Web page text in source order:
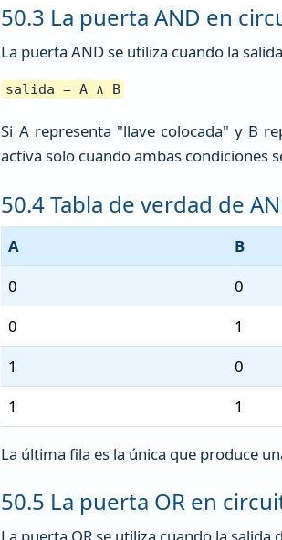
50.3 La puerta AND en
La puerta AND se utiliza cuando la
salida = A ∧ B
Si A representa "llave colocada" y B
activa solo cuando ambas condiciones
50.4 Tabla de verdad de
A B
0
0
0
1
1
0
1
1
La última fila es la única que produce
50.5 La puerta OR en
La puerta OR se utiliza cuando la